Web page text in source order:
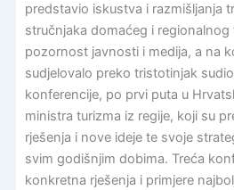
predstavio iskustva i razmišljanja
stručnjaka domaćeg i
pozornost javnosti i medija, a na
sudjelovalo preko tristotinjak
konferencije, po prvi puta u
ministra turizma iz regije, koji su
rješenja i nove ideje te svoje
svim godišnjim dobima. Treća
konkretna rješenja i primjere